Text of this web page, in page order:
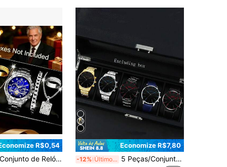
R$0,54
Relógio Masculino Casual de Negócios da Moda com 4 Peças, Relógio de Quartzo com Mostrador Redondo Grande e Pulseira de Aço, Combinado com Pulseira de Corrente Personalizada, Colar com Pingente de Cruz, Conjunto de Joias com Anel, Adequado para Presente Masculino, Aplicável para Feriados, Negócios, Festas e Uso Diário
Economize R$7,80
-12% Últimos 3 dias 5 Peças/Conjunto Relógio de Quartzo Masculino, Estilo Minimalista, Caixa de Liga Redonda, Pulseira de Liga de Negócios, Conjunto de Presente Elegante